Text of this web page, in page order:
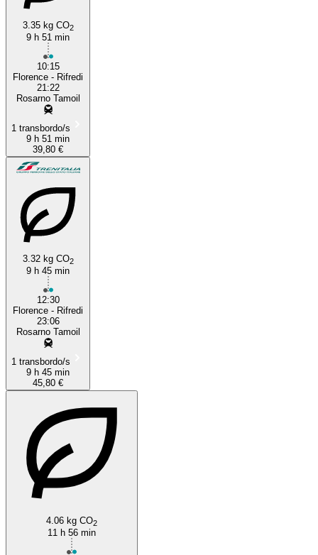
3.35 kg CO2
9 h 51 min
10:15
Florence - Rifredi
21:22
Rosarno Tamoil
1 transbordo/s
9 h 51 min
39,80 €
3.32 kg CO2
9 h 45 min
12:30
Florence - Rifredi
23:06
Rosarno Tamoil
1 transbordo/s
9 h 45 min
45,80 €
4.06 kg CO2
11 h 56 min